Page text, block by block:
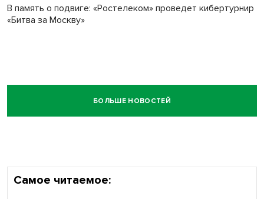
В память о подвиге: «Ростелеком» проведет кибертурнир
«Битва за Москву»
БОЛЬШЕ НОВОСТЕЙ
Самое читаемое: